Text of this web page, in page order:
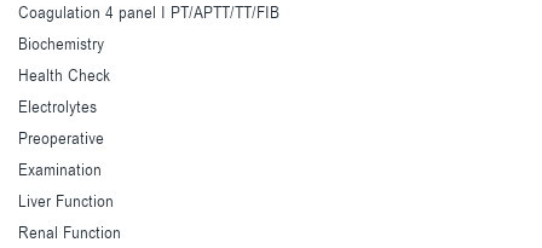
Coagulation 4 panel I PT/APTT/TT/FIB
Biochemistry
Health Check
Electrolytes
Preoperative
Examination
Liver Function
Renal Function